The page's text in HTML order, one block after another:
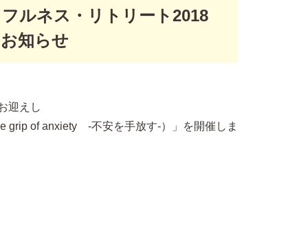
ルネス・リトリート2018
知らせ
迎えし
grip of anxiety -不安を手放す-）」を開催しま